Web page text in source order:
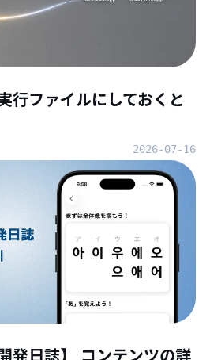
行ファイルにしておくと
2026-07-16
発日誌】 コンテンツの詳